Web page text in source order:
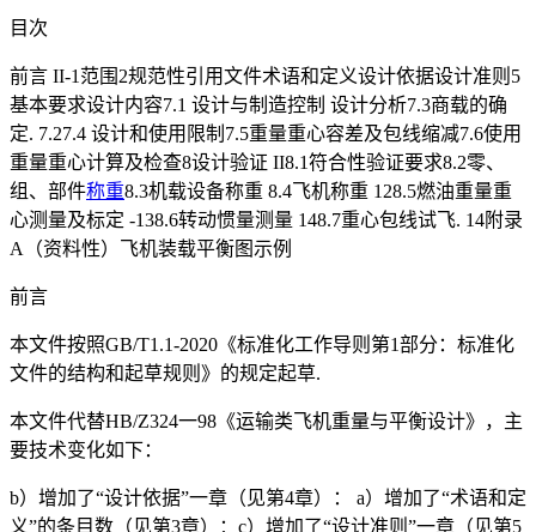
目次
前言 II-1范围2规范性引用文件术语和定义设计依据设计准则5
基本要求设计内容7.1 设计与制造控制 设计分析7.3商载的确
定. 7.27.4 设计和使用限制7.5重量重心容差及包线缩减7.6使用
重量重心计算及检查8设计验证 II8.1符合性验证要求8.2零、
组、部件称重8.3机载设备称重 8.4飞机称重 128.5燃油重量重
心测量及标定 -138.6转动惯量测量 148.7重心包线试飞. 14附录
A（资料性）飞机装载平衡图示例
前言
本文件按照GB/T1.1-2020《标准化工作导则第1部分：标准化
文件的结构和起草规则》的规定起草.
本文件代替HB/Z324一98《运输类飞机重量与平衡设计》，主
要技术变化如下：
b）增加了“设计依据”一章（见第4章）： a）增加了“术语和定
义”的条目数（见第3章）：c）增加了“设计准则”一章（见第5